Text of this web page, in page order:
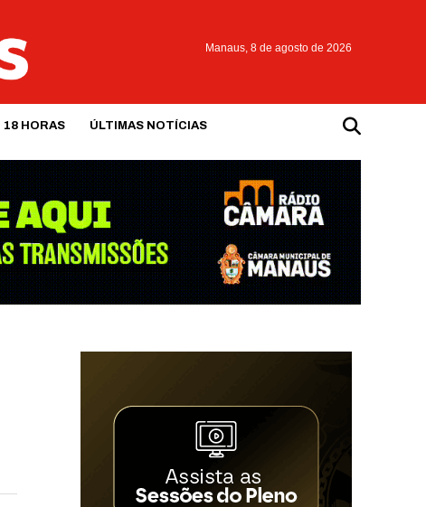
Manaus, 8 de agosto de 2026
18 HORAS ÚLTIMAS NOTÍCIAS